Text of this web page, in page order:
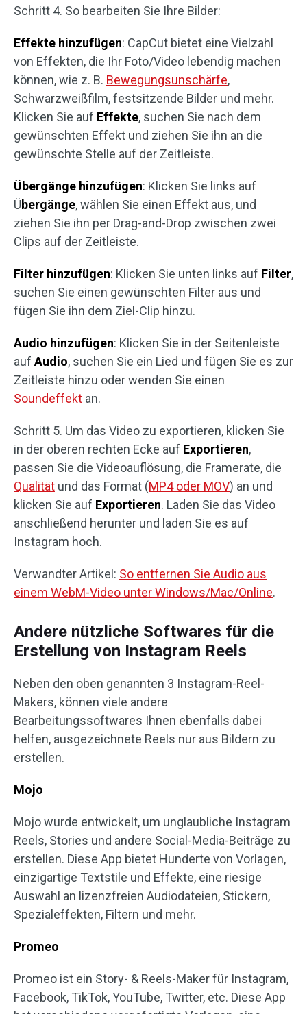
Schritt 4. So bearbeiten Sie Ihre Bilder:
Effekte hinzufügen: CapCut bietet eine Vielzahl
von Effekten, die Ihr Foto/Video lebendig machen
können, wie z. B. Bewegungsunschärfe,
Schwarzweißfilm, festsitzende Bilder und mehr.
Klicken Sie auf Effekte, suchen Sie nach dem
gewünschten Effekt und ziehen Sie ihn an die
gewünschte Stelle auf der Zeitleiste.
Übergänge hinzufügen: Klicken Sie links auf
Übergänge, wählen Sie einen Effekt aus, und
ziehen Sie ihn per Drag-and-Drop zwischen zwei
Clips auf der Zeitleiste.
Filter hinzufügen: Klicken Sie unten links auf Filter,
suchen Sie einen gewünschten Filter aus und
fügen Sie ihn dem Ziel-Clip hinzu.
Audio hinzufügen: Klicken Sie in der Seitenleiste
auf Audio, suchen Sie ein Lied und fügen Sie es zur
Zeitleiste hinzu oder wenden Sie einen
Soundeffekt an.
Schritt 5. Um das Video zu exportieren, klicken Sie
in der oberen rechten Ecke auf Exportieren,
passen Sie die Videoauflösung, die Framerate, die
Qualität und das Format (MP4 oder MOV) an und
klicken Sie auf Exportieren. Laden Sie das Video
anschließend herunter und laden Sie es auf
Instagram hoch.
Verwandter Artikel: So entfernen Sie Audio aus
einem WebM-Video unter Windows/Mac/Online.
Andere nützliche Softwares für die
Erstellung von Instagram Reels
Neben den oben genannten 3 Instagram-Reel-
Makers, können viele andere
Bearbeitungssoftwares Ihnen ebenfalls dabei
helfen, ausgezeichnete Reels nur aus Bildern zu
erstellen.
Mojo
Mojo wurde entwickelt, um unglaubliche Instagram
Reels, Stories und andere Social-Media-Beiträge zu
erstellen. Diese App bietet Hunderte von Vorlagen,
einzigartige Textstile und Effekte, eine riesige
Auswahl an lizenzfreien Audiodateien, Stickern,
Spezialeffekten, Filtern und mehr.
Promeo
Promeo ist ein Story- & Reels-Maker für Instagram,
Facebook, TikTok, YouTube, Twitter, etc. Diese App